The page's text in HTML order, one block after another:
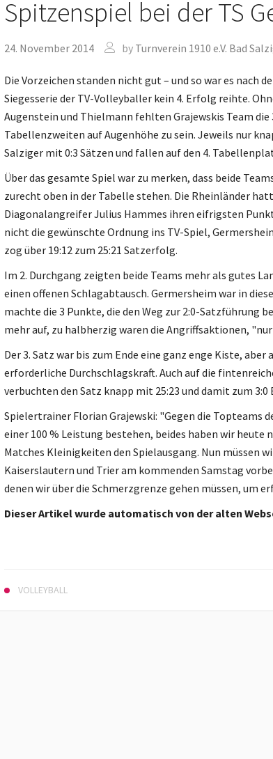
Ju-Jutsu
Line Dance
Männer
Nordic-Walking
Power Jumping
Taiji Qigong
Tanzen
Volleyball
Volleyball – Mix
Zen und die Kunst der
Selbstverteidigung
Spitzenspiel bei der TS
24. November 2014 by Turnverein 1910 e.V. Bad
Die Vorzeichen standen nicht gut – und so war es nach
Siegesserie der TV-Volleyballer kein 4. Erfolg reihte.
Augenstein und Thielmann fehlten Grajewskis Team
Tabellenzweiten auf Augenhöhe zu sein. Jeweils nur
Salziger mit 0:3 Sätzen und fallen auf den 4.
Über das gesamte Spiel war zu merken, dass beide
zurecht oben in der Tabelle stehen. Die Rheinländer
Diagonalangreifer Julius Hammes ihren eifrigsten
nicht die gewünschte Ordnung ins TV-Spiel,
zog über 19:12 zum 25:21 Satzerfolg.
Im 2. Durchgang zeigten beide Teams mehr als gutes
einen offenen Schlagabtausch. Germersheim war in
machte die 3 Punkte, die den Weg zur 2:0-Satzführung
mehr auf, zu halbherzig waren die Angriffsaktionen,
Der 3. Satz war bis zum Ende eine ganz enge Kiste,
erforderliche Durchschlagskraft. Auch auf die
verbuchten den Satz knapp mit 25:23 und damit zum 3:0
Spielertrainer Florian Grajewski: "Gegen die Topteams
einer 100 % Leistung bestehen, beides haben wir heute
Matches Kleinigkeiten den Spielausgang. Nun müssen
Kaiserslautern und Trier am kommenden Samstag
denen wir über die Schmerzgrenze gehen müssen, um
Dieser Artikel wurde automatisch von der alten
VOLLEYBALL